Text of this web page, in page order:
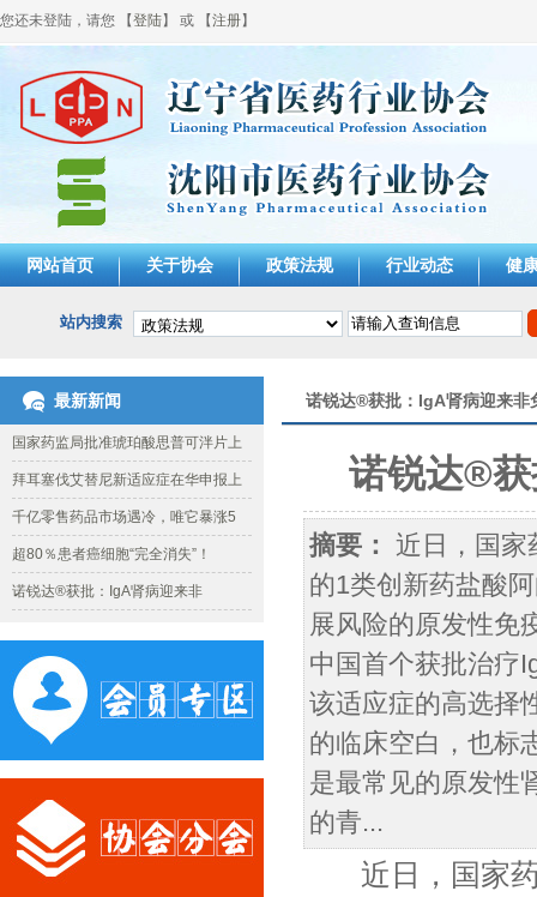
您还未登陆，请您 【登陆】 或 【注册】
网站首页 关于协会 政策法规 行业动态 健
站内搜索
最新新闻
国家药监局批准琥珀酸思普可泮片上
拜耳塞伐艾替尼新适应症在华申报上
千亿零售药品市场遇冷，唯它暴涨5
超80％患者癌细胞“完全消失”！
诺锐达®获批：IgA肾病迎来非
诺锐达®获批：IgA肾病迎来非
诺锐达®
摘要： 近日，国家
的1类创新药盐酸
展风险的原发性免
中国首个获批治疗
该适应症的高选择
的临床空白，也标
是最常见的原发性
的青...
近日，国家